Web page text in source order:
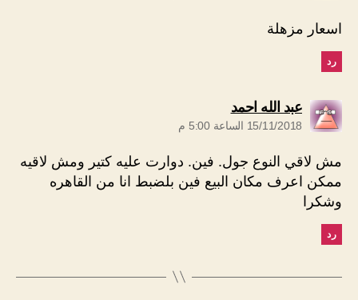
اسعار مزهلة
رد
عبد الله احمد
15/11/2018 الساعة 5:00 م
مش لاقي النوع جول. فين. دوارت عليه كتير ومش لاقيه
ممكن اعرف مكان البيع فين بلضبط انا من القاهره
وشكرا
رد